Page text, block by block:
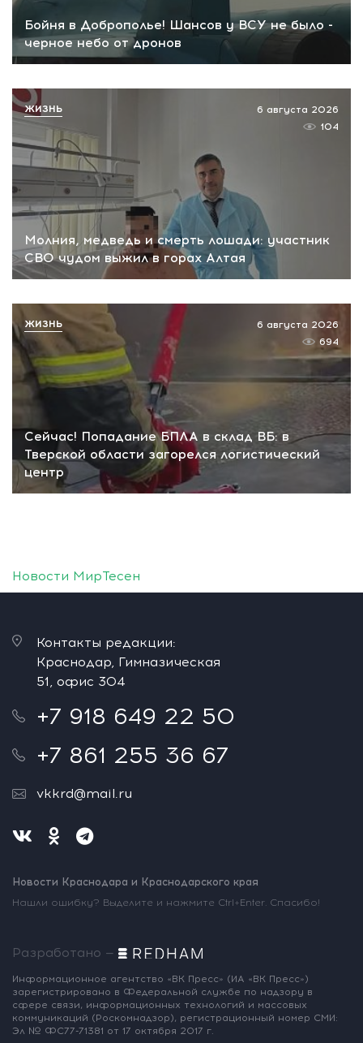
Бойня в Доброполье! Шансов у ВСУ не было -
черное небо от дронов
Молния, медведь и смерть лошади: участник
СВО чудом выжил в горах Алтая
6 августа 2026
104
ЖИЗНЬ
Сейчас! Попадание БПЛА в склад ВБ: в
Тверской области загорелся логистический
центр
6 августа 2026
694
ЖИЗНЬ
Новости МирТесен
Контакты редакции:
Краснодар, Гимназическая
51, офис 304
+7 918 649 22 50
+7 861 255 36 67
vkkrd@mail.ru
Новости Краснодара и Краснодарского края
Нашли ошибку? Выделите и нажмите Ctrl+Enter. Спасибо!
Разработано —
Информационное агентство «ВК Пресс» (ИА «ВК Пресс»)
зарегистрировано в Федеральной службе по надзору в
сфере связи, информационных технологий и массовых
коммуникаций (Роскомнадзор), регистрационный номер СМИ:
Эл № ФС77-71381 от 17 октября 2017 г.